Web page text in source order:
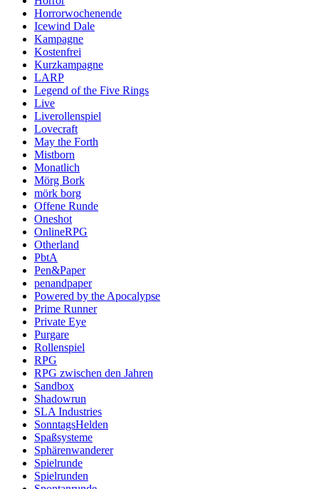
Horrorwochenende
Icewind Dale
Kampagne
Kostenfrei
Kurzkampagne
LARP
Legend of the Five Rings
Live
Liverollenspiel
Lovecraft
May the Forth
Mistborn
Monatlich
Mörg Bork
mörk borg
Offene Runde
Oneshot
OnlineRPG
Otherland
PbtA
Pen&Paper
penandpaper
Powered by the Apocalypse
Prime Runner
Private Eye
Purgare
Rollenspiel
RPG
RPG zwischen den Jahren
Sandbox
Shadowrun
SLA Industries
SonntagsHelden
Spaßsysteme
Sphärenwanderer
Spielrunde
Spielrunden